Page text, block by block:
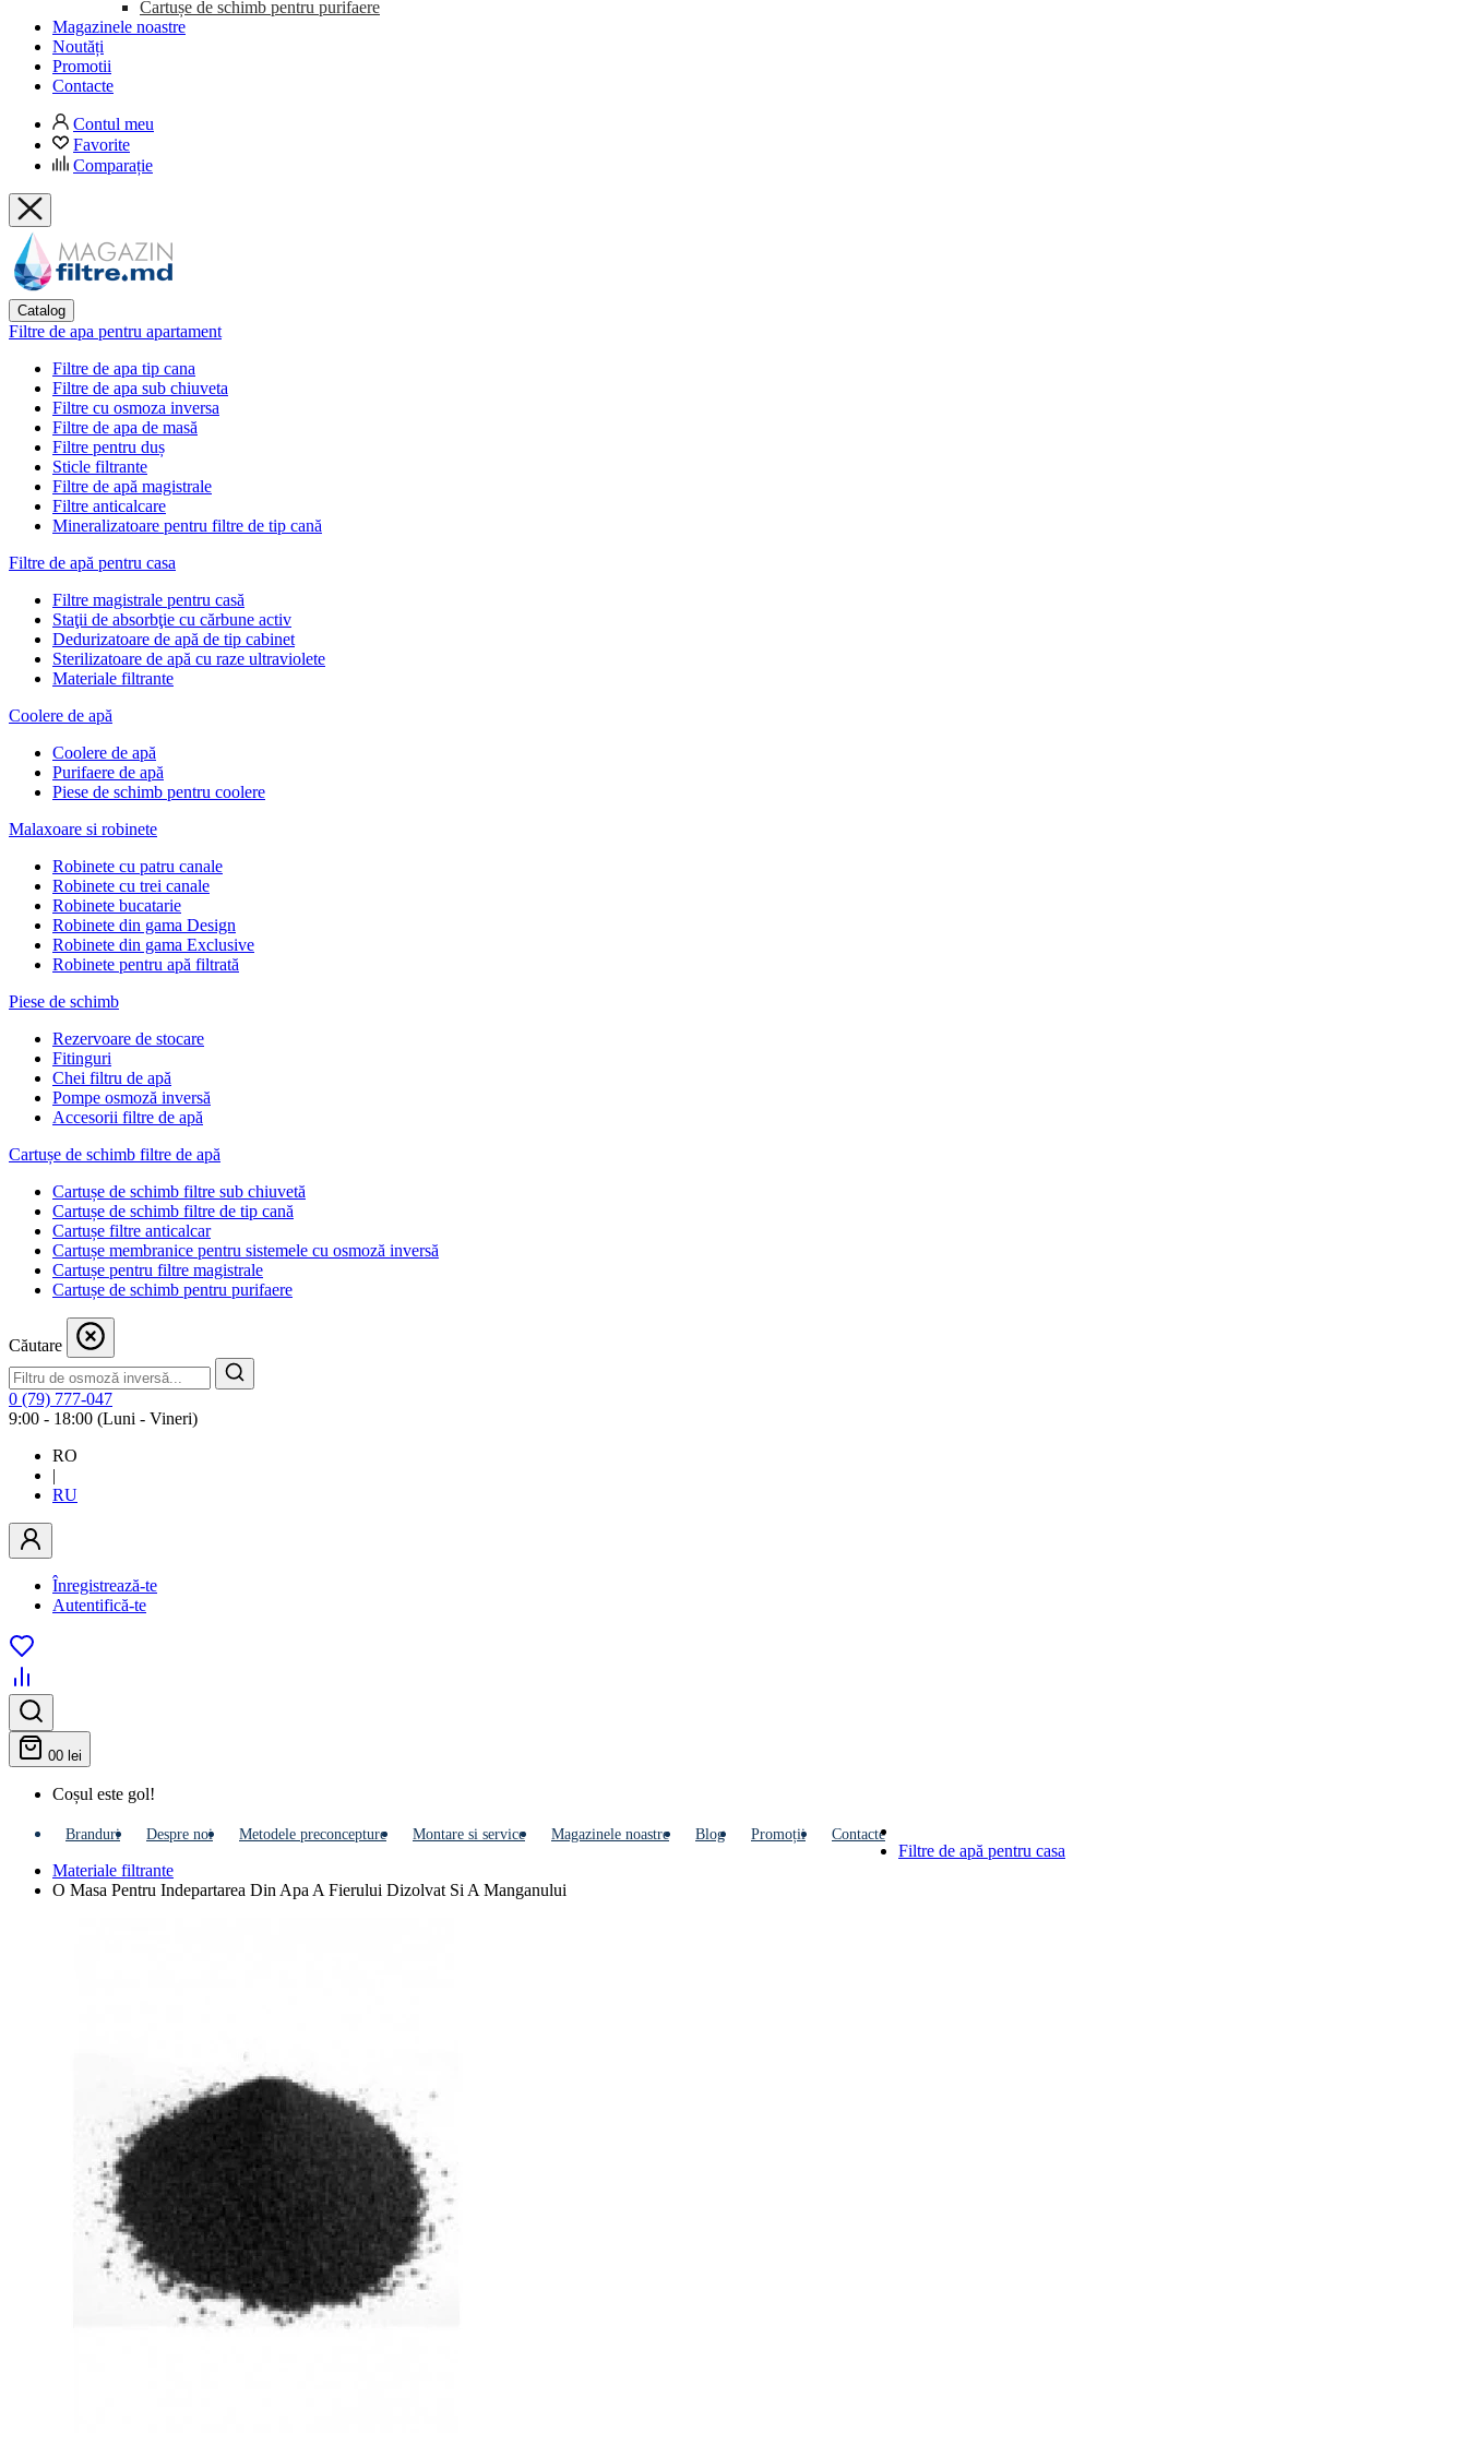
Cartușe de schimb pentru purifaere
Magazinele noastre
Noutăți
Promotii
Contacte
Contul meu
Favorite
Comparație
Catalog
Filtre de apa pentru apartament
Filtre de apa tip cana
Filtre de apa sub chiuveta
Filtre cu osmoza inversa
Filtre de apa de masă
Filtre pentru duș
Sticle filtrante
Filtre de apă magistrale
Filtre anticalcare
Mineralizatoare pentru filtre de tip cană
Filtre de apă pentru casa
Filtre magistrale pentru casă
Staţii de absorbţie cu cărbune activ
Dedurizatoare de apă de tip cabinet
Sterilizatoare de apă cu raze ultraviolete
Materiale filtrante
Coolere de apă
Сoolere de apă
Purifaere de apă
Piese de schimb pentru coolere
Malaxoare si robinete
Robinete cu patru canale
Robinete cu trei canale
Robinete bucatarie
Robinete din gama Design
Robinete din gama Exclusive
Robinete pentru apă filtrată
Piese de schimb
Rezervoare de stocare
Fitinguri
Chei filtru de apă
Pompe osmoză inversă
Accesorii filtre de apă
Cartușe de schimb filtre de apă
Cartușe de schimb filtre sub chiuvetă
Cartușe de schimb filtre de tip cană
Cartușe filtre anticalcar
Cartușe membranice pentru sistemele cu osmoză inversă
Cartușe pentru filtre magistrale
Cartușe de schimb pentru purifaere
Căutare
0 (79) 777-047
9:00 - 18:00 (Luni - Vineri)
RO
|
RU
Înregistrează-te
Autentifică-te
00 lei
Coșul este gol!
Branduri Despre noi Metodele preconcepture Montare si service Мagazinele noastre Blog Promoții Contacte
Filtre de apă pentru casa
Materiale filtrante
O Masa Pentru Indepartarea Din Apa A Fierului Dizolvat Si A Manganului